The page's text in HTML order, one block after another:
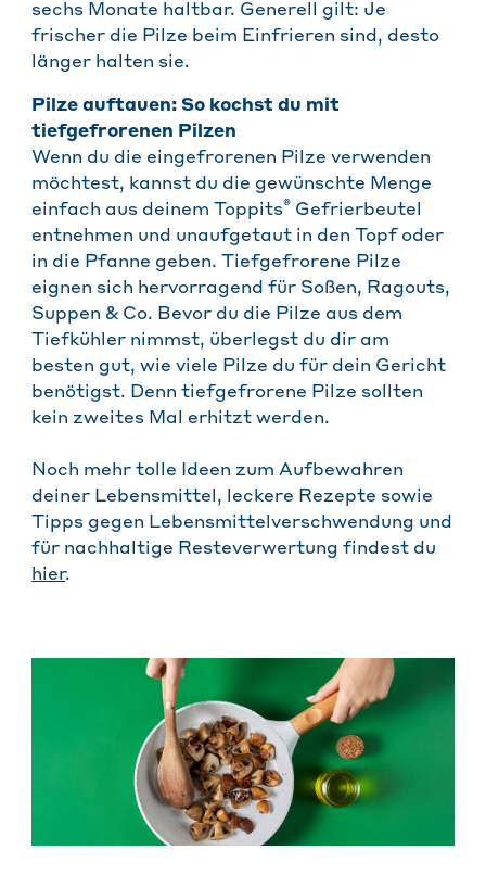
sechs Monate haltbar. Generell gilt: Je
frischer die Pilze beim Einfrieren sind, desto
länger halten sie.
Pilze auftauen: So kochst du mit
tiefgefrorenen Pilzen
Wenn du die eingefrorenen Pilze verwenden
möchtest, kannst du die gewünschte Menge
einfach aus deinem Toppits® Gefrierbeutel
entnehmen und unaufgetaut in den Topf oder
in die Pfanne geben. Tiefgefrorene Pilze
eignen sich hervorragend für Soßen, Ragouts,
Suppen & Co. Bevor du die Pilze aus dem
Tiefkühler nimmst, überlegst du dir am
besten gut, wie viele Pilze du für dein Gericht
benötigst. Denn tiefgefrorene Pilze sollten
kein zweites Mal erhitzt werden.
Noch mehr tolle Ideen zum Aufbewahren
deiner Lebensmittel, leckere Rezepte sowie
Tipps gegen Lebensmittelverschwendung und
für nachhaltige Resteverwertung findest du
hier.